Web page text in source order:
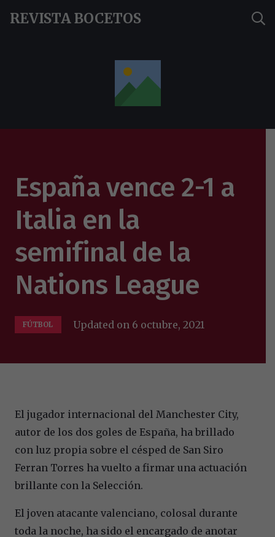
REVISTA BOCETOS
España vence 2-1 a
Italia en la
semifinal de la
Nations League
FÚTBOL Updated on 6 octubre, 2021
El jugador internacional del Manchester City,
autor de los dos goles de España, ha brillado
con luz propia sobre el césped de San Siro
Ferran Torres ha vuelto a firmar una actuación
brillante con la Selección.
El joven atacante valenciano, colosal durante
toda la noche, ha sido el encargado de anotar